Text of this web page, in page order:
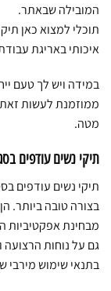
המובילה שבאתר.
תוכלי למצוא כאן
איכותי באריגת
במידה ויש לך טעם
ממוזמנת לעשות
מטה.
תיקי נשים עודפים
תיקי נשים עודפים
בצורה טובה ביותר.
מבחינת אפקטיביות
גם על נוחות הרצועה
בתנאי שימוש מירבי